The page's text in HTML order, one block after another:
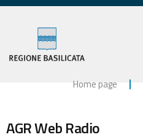
Home page
AGR Web Radio